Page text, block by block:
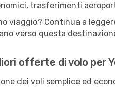
trasferimenti
viaggio? Continua a
verso questa
offerte di volo per
dei voli semplice ed